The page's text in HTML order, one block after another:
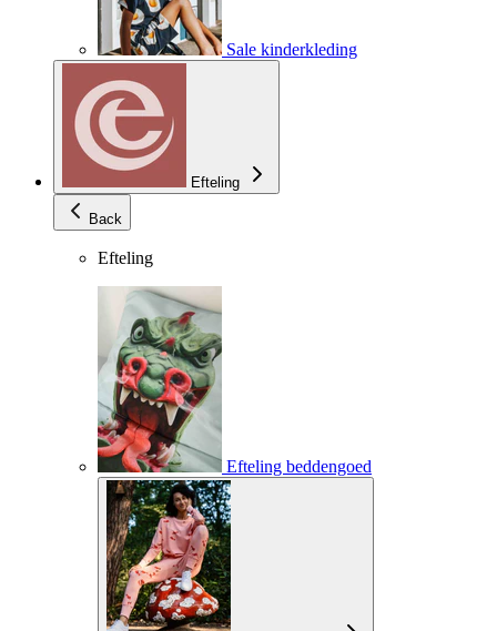
Sale kinderkleding
Efteling
Back
Efteling
Efteling beddengoed